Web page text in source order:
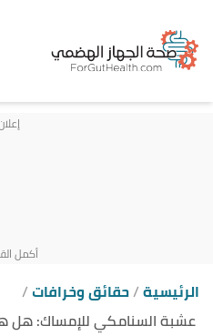
الرئيسية حقائق وخرافات
عشبة السنامكي للإمساك: هل